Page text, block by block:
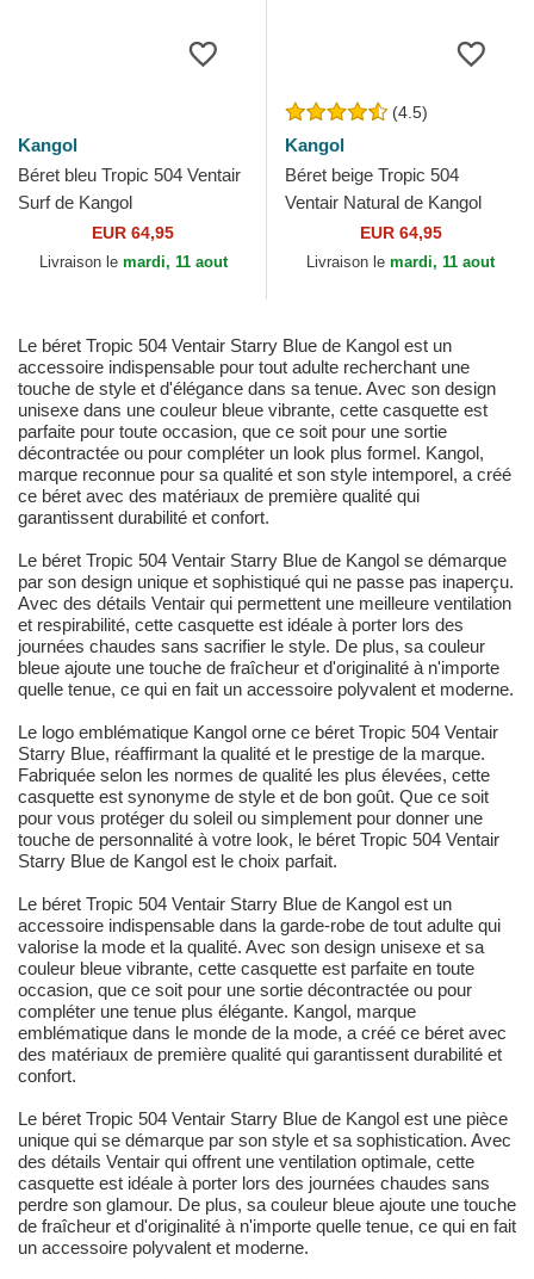
Kangol
Béret bleu Tropic 504 Ventair
Surf de Kangol
EUR 64,95
Livraison le mardi, 11 aout
(4.5)
Kangol
Béret beige Tropic 504
Ventair Natural de Kangol
EUR 64,95
Livraison le mardi, 11 aout
Le béret Tropic 504 Ventair Starry Blue de Kangol est un
accessoire indispensable pour tout adulte recherchant une
touche de style et d'élégance dans sa tenue. Avec son design
unisexe dans une couleur bleue vibrante, cette casquette est
parfaite pour toute occasion, que ce soit pour une sortie
décontractée ou pour compléter un look plus formel. Kangol,
marque reconnue pour sa qualité et son style intemporel, a créé
ce béret avec des matériaux de première qualité qui
garantissent durabilité et confort.
Le béret Tropic 504 Ventair Starry Blue de Kangol se démarque
par son design unique et sophistiqué qui ne passe pas inaperçu.
Avec des détails Ventair qui permettent une meilleure ventilation
et respirabilité, cette casquette est idéale à porter lors des
journées chaudes sans sacrifier le style. De plus, sa couleur
bleue ajoute une touche de fraîcheur et d'originalité à n'importe
quelle tenue, ce qui en fait un accessoire polyvalent et moderne.
Le logo emblématique Kangol orne ce béret Tropic 504 Ventair
Starry Blue, réaffirmant la qualité et le prestige de la marque.
Fabriquée selon les normes de qualité les plus élevées, cette
casquette est synonyme de style et de bon goût. Que ce soit
pour vous protéger du soleil ou simplement pour donner une
touche de personnalité à votre look, le béret Tropic 504 Ventair
Starry Blue de Kangol est le choix parfait.
Le béret Tropic 504 Ventair Starry Blue de Kangol est un
accessoire indispensable dans la garde-robe de tout adulte qui
valorise la mode et la qualité. Avec son design unisexe et sa
couleur bleue vibrante, cette casquette est parfaite en toute
occasion, que ce soit pour une sortie décontractée ou pour
compléter une tenue plus élégante. Kangol, marque
emblématique dans le monde de la mode, a créé ce béret avec
des matériaux de première qualité qui garantissent durabilité et
confort.
Le béret Tropic 504 Ventair Starry Blue de Kangol est une pièce
unique qui se démarque par son style et sa sophistication. Avec
des détails Ventair qui offrent une ventilation optimale, cette
casquette est idéale à porter lors des journées chaudes sans
perdre son glamour. De plus, sa couleur bleue ajoute une touche
de fraîcheur et d'originalité à n'importe quelle tenue, ce qui en fait
un accessoire polyvalent et moderne.